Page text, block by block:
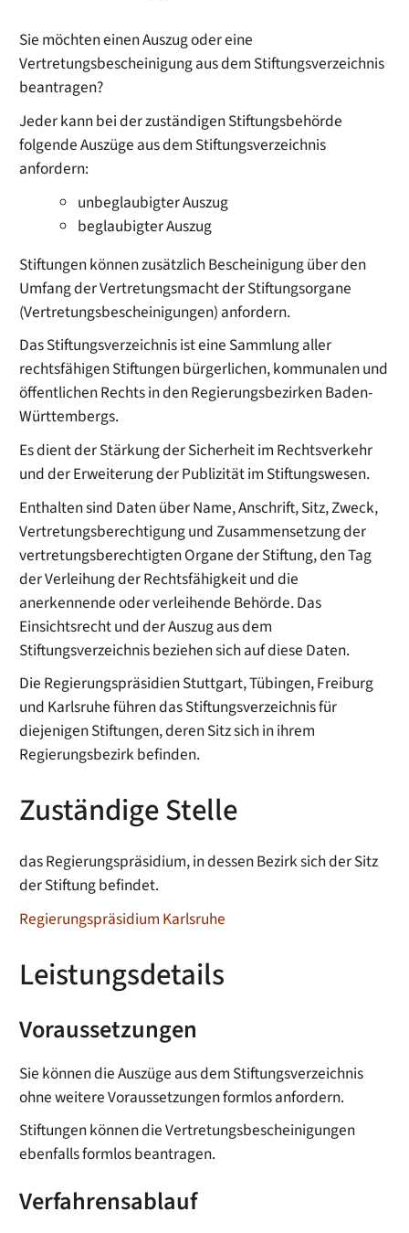
Sie möchten einen Auszug oder eine
Vertretungsbescheinigung aus dem Stiftungsverzeichnis
beantragen?
Jeder kann bei der zuständigen Stiftungsbehörde
folgende Auszüge aus dem Stiftungsverzeichnis
anfordern:
unbeglaubigter Auszug
beglaubigter Auszug
Stiftungen können zusätzlich Bescheinigung über den
Umfang der Vertretungsmacht der Stiftungsorgane
(Vertretungsbescheinigungen) anfordern.
Das Stiftungsverzeichnis ist eine Sammlung aller
rechtsfähigen Stiftungen bürgerlichen, kommunalen und
öffentlichen Rechts in den Regierungsbezirken Baden-
Württembergs.
Es dient der Stärkung der Sicherheit im Rechtsverkehr
und der Erweiterung der Publizität im Stiftungswesen.
Enthalten sind Daten über Name, Anschrift, Sitz, Zweck,
Vertretungsberechtigung und Zusammensetzung der
vertretungsberechtigten Organe der Stiftung, den Tag
der Verleihung der Rechtsfähigkeit und die
anerkennende oder verleihende Behörde. Das
Einsichtsrecht und der Auszug aus dem
Stiftungsverzeichnis beziehen sich auf diese Daten.
Die Regierungspräsidien Stuttgart, Tübingen, Freiburg
und Karlsruhe führendas Stiftungsverzeichnis für
diejenigen Stiftungen, deren Sitz sich in ihrem
Regierungsbezirk befinden.
Zuständige Stelle
das Regierungspräsidium, in dessen Bezirk sich der Sitz
der Stiftung befindet.
Regierungspräsidium Karlsruhe
Leistungsdetails
Voraussetzungen
Sie können die Auszüge aus dem Stiftungsverzeichnis
ohne weitere Voraussetzungen formlos anfordern.
Stiftungen können dieVertretungsbescheinigungen
ebenfalls formlos beantragen.
Verfahrensablauf